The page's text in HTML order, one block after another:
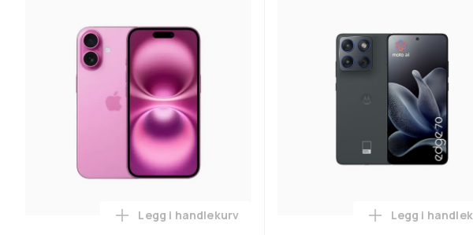
Legg Apple | iPhone 16 - 128 GB - Pink i handlekurven
Legg i handlekurv Legg
Legg i